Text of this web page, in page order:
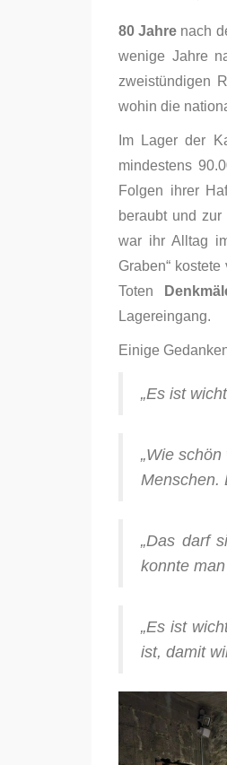
80 Jahre nach
wenige Jahre
zweistündigen
wohin die
Im Lager der
mindestens
Folgen ihrer
beraubt und
war ihr Alltag
Graben“
Toten
Lagereingang.
Einige
„Es ist
„Wie
Menschen.
„Das darf
konnte
„Es ist
ist, damit